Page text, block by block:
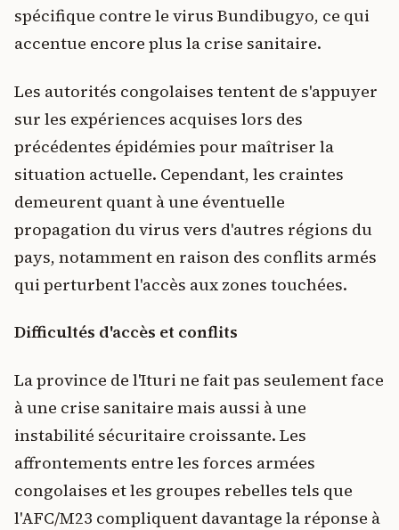
spécifique contre le virus Bundibugyo, ce qui
accentue encore plus la crise sanitaire.
Les autorités congolaises tentent de s'appuyer
sur les expériences acquises lors des
précédentes épidémies pour maîtriser la
situation actuelle. Cependant, les craintes
demeurent quant à une éventuelle
propagation du virus vers d'autres régions du
pays, notamment en raison des conflits armés
qui perturbent l'accès aux zones touchées.
Difficultés d'accès et conflits
La province de l'Ituri ne fait pas seulement face
à une crise sanitaire mais aussi à une
instabilité sécuritaire croissante. Les
affrontements entre les forces armées
congolaises et les groupes rebelles tels que
l'AFC/M23 compliquent davantage la réponse à